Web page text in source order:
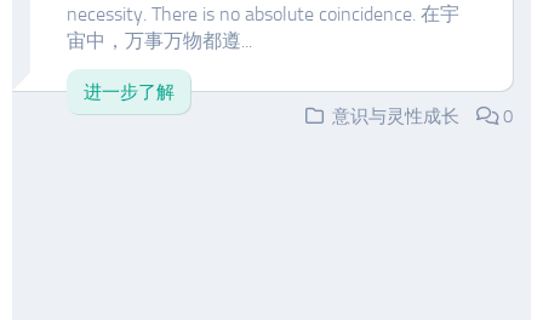
necessity. There is no absolute coincidence. 在宇
宙中，万事万物都遵...
进一步了解
意识与灵性成长
0